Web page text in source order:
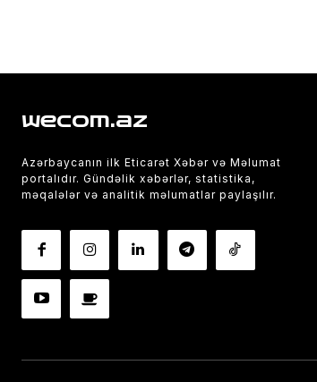
wecom.az
Azərbaycanın ilk Eticarət Xəbər və Məlumat
portalıdır. Gündəlik xəbərlər, statistika,
məqalələr və analitik məlumatlar paylaşılır.